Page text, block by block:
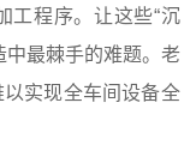
工程序。让这些“沉
中最棘手的难题。老
实现全车间设备全